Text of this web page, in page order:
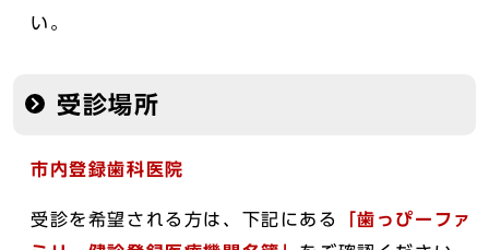
い。
受診場所
市内登録歯科医院
受診を希望される方は、下記にある
「歯っぴーファ